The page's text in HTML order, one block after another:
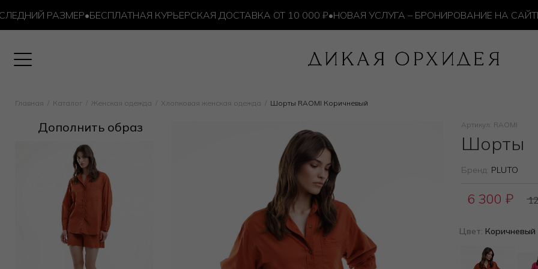
РАЗМЕР•БЕСПЛАТНАЯ КУРЬЕРСКАЯ ДОСТАВКА ОТ 10 000 ₽•НОВАЯ УСЛУГА – БРОНИРОВАНИЕ НА САЙТЕ
Главная Каталог Женская одежда Хлопковая женская одежда Шорты RAOMI Коричневый
Дополнить образ Артикул: RAOMI
Шорты
Бренд: PLUTO
6 300 ₽
Цвет: Коричневый